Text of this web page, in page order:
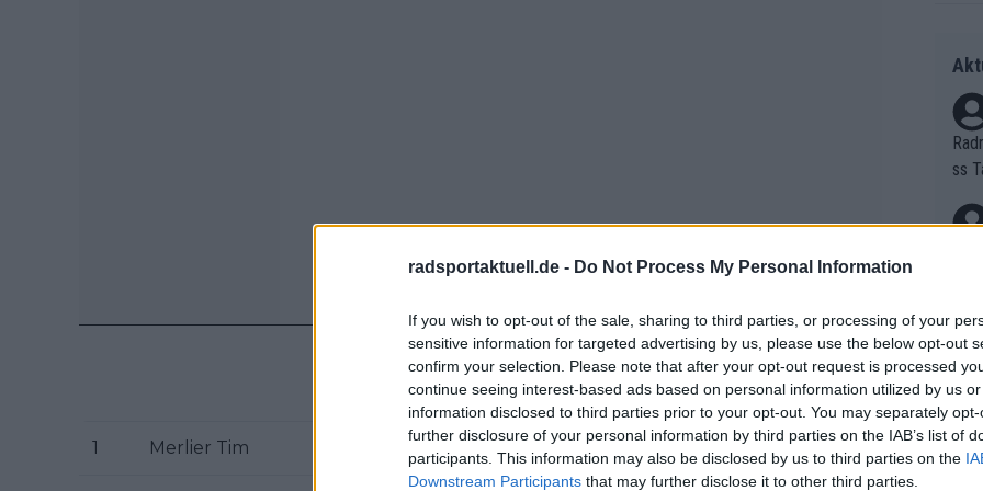
radsportaktuell.de - Do Not Process My Personal Information
If you wish to opt-out of the sale, sharing to third parties, or processing of your
sensitive information for targeted advertising by us, please use the below opt-out
confirm your selection. Please note that after your opt-out request is processed
continue seeing interest-based ads based on personal information utilized by us
information disclosed to third parties prior to your opt-out. You may separately
further disclosure of your personal information by third parties on the IAB’s list of
participants. This information may also be disclosed by us to third parties on the
Downstream Participants that may further disclose it to other third parties.
1 Merlier Tim Soudal Quick-Step 14 04:16:23
ss
as
Auf
V?